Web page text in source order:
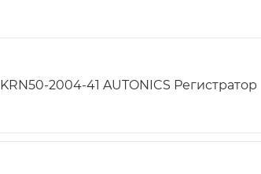
KRN50-2004-41 AUTONICS Регистратор